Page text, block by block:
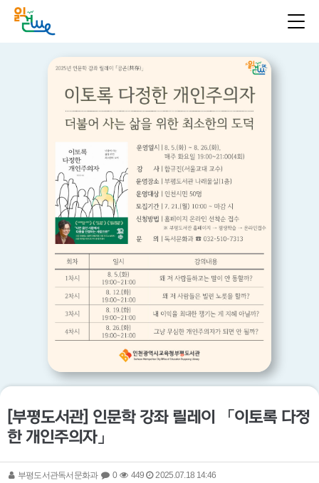
[부평도서관] 인문학 강좌 릴레이 「이토록 다정
한 개인주의자」
부평도서관독서문화과 0 449 2025.07.18 14:46